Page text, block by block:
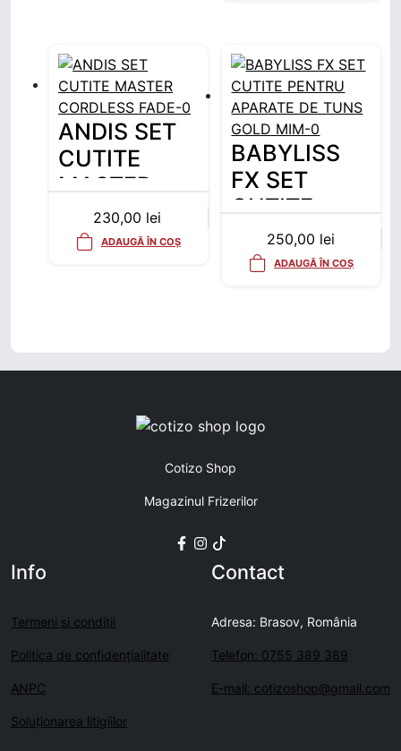
ANDIS SET
CUTITE
MASTER
CORDLESS
FADE
230,00 lei
ADAUGĂ ÎN COȘ
BABYLISS
FX SET
CUTITE
PENTRU
APARATE DE
250,00 lei
ADAUGĂ ÎN COȘ
Cotizo Shop
Magazinul Frizerilor
Info
Termeni si conditii
Politica de confidenţialitate
ANPC
Soluționarea litigiilor
Contact
Adresa: Brasov, România
Telefon: 0755 389 389
E-mail: cotizoshop@gmail.com